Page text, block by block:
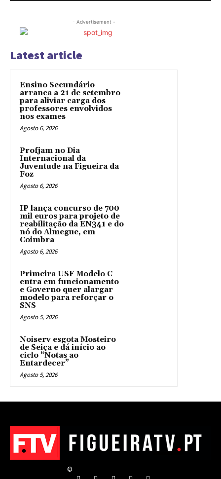
- Advertisement -
Latest article
Ensino Secundário
arranca a 21 de setembro
para aliviar carga dos
professores envolvidos
nos exames
Agosto 6, 2026
Profjam no Dia
Internacional da
Juventude na Figueira da
Foz
Agosto 6, 2026
IP lança concurso de 700
mil euros para projeto de
reabilitação da EN341 e do
nó do Almegue, em
Coimbra
Agosto 6, 2026
Primeira USF Modelo C
entra em funcionamento
e Governo quer alargar
modelo para reforçar o
SNS
Agosto 5, 2026
Noiserv esgota Mosteiro
de Seiça e dá início ao
ciclo “Notas ao
Entardecer”
Agosto 5, 2026
©